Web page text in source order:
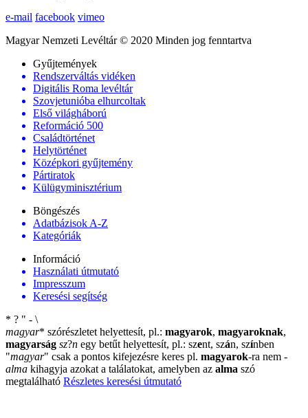
e-mail facebook vimeo
Magyar Nemzeti Levéltár © 2020 Minden jog fenntartva
Gyűjtemények
Rendszerváltás vidéken
Digitális Roma levéltár
Szovjetunióba elhurcoltak
Első világháború
Reformáció 500
Családtörténet
Helytörténet
Középkori gyűjtemény
Pártiratok
Külügyminisztérium
Böngészés
Adatbázisok A-Z
Kategóriák
Információ
Használati útmutató
Impresszum
Keresési segítség
* ? " - \
magyar* szórészletet helyettesít, pl.: magyarok, magyaroknak,
magyarság sz?n egy betűt helyettesít, pl.: szent, szán, színben
"magyar" csak a pontos kifejezésre keres pl. magyarok-ra nem -
alma kihagyja azokat a találatokat, amelyben az alma szó
megtalálható Részletes keresési útmutató